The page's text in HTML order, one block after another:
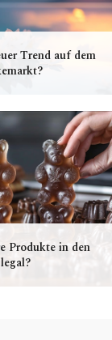
Trend auf dem
Produkte in den